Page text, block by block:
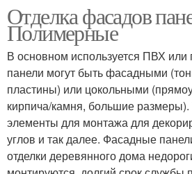
Панели с утеплителем
Фасадные панели
Клинкерные панели
Отделка фасадов
Полимерные
В основном используется ПВХ или
панели могут быть фасадными
пластины) или цокольными
кирпича/камня, большие
элементы для монтажа для
углов и так далее. Фасадные
отделки деревянного дома